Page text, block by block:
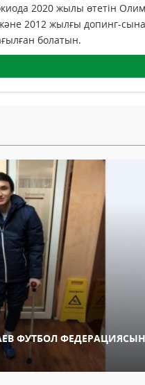
2020 жылы өтетін
2012 жылғы допинг-
болатын.
ФУТБОЛ ФЕДЕРАЦИЯСЫН